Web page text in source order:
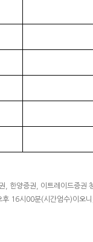
, 한양증권, 이트레이드증권
16시00분(시간엄수)이오